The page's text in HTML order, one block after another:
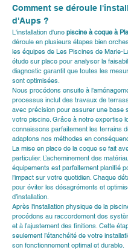
Comment se déroule
d'Aups ?
L'installation d'une piscine à coque à
déroule en plusieurs étapes bien
les équipes de Les Piscines de Marie-
étude sur place pour analyser la
diagnostic garantit que toutes les
sont optimisées.
Nous procédons ensuite à
processus inclut des travaux de
avec précision pour assurer une base
votre piscine. Grâce à notre expertise
connaissons parfaitement les terrains
adaptons nos méthodes en
La mise en place de la coque se fait
particulier. L’acheminement des
équipements est parfaitement planifié
l’impact sur votre quotidien. Chaque
pour éviter les désagréments et
d’installation.
Après l'installation physique de la
procédons au raccordement des
et à l’ajustement des finitions. Cette
seulement l’étanchéité de votre
son fonctionnement optimal et durable.